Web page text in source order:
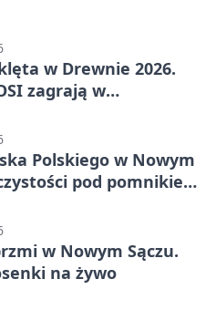
w Drewnie 2026.
zagrają w
Polskiego w Nowym
pod pomnikiem
w Nowym Sączu.
na żywo